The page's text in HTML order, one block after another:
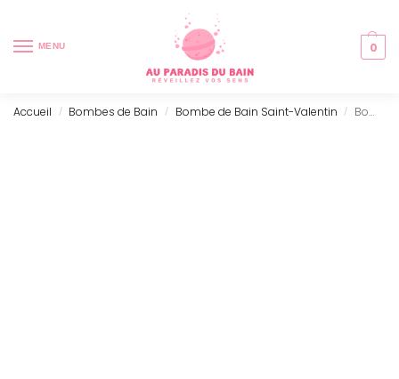
MENU 0
Accueil / Bombes de Bain / Bombe de Bain Saint-Valentin / Bombe de Bain – Encens & Rose